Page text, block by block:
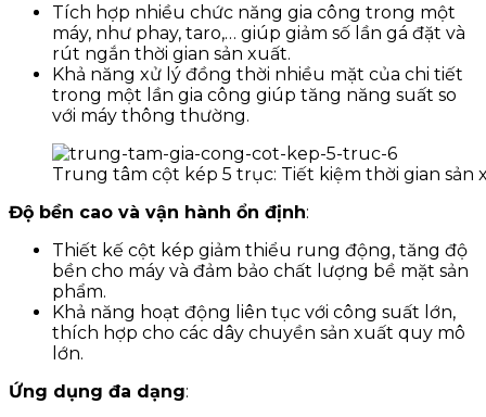
Tích hợp nhiều chức năng gia công trong một
máy, như phay, taro,… giúp giảm số lần gá đặt và
rút ngắn thời gian sản xuất.
Khả năng xử lý đồng thời nhiều mặt của chi tiết
trong một lần gia công giúp tăng năng suất so
với máy thông thường.
Trung tâm cột kép 5 trục: Tiết kiệm thời gian sản
Độ bền cao và vận hành ổn định:
Thiết kế cột kép giảm thiểu rung động, tăng độ
bền cho máy và đảm bảo chất lượng bề mặt sản
phẩm.
Khả năng hoạt động liên tục với công suất lớn,
thích hợp cho các dây chuyền sản xuất quy mô
lớn.
Ứng dụng đa dạng: